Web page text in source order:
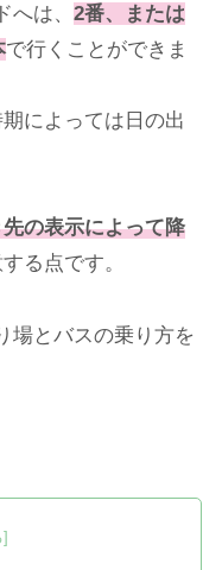
は、 2番、または
で行くことができま
によっては日の出
の表示によって降
る点です。
場とバスの乗り方を